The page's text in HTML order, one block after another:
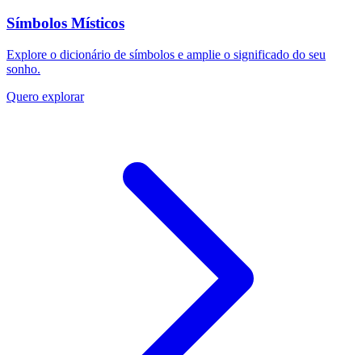
Símbolos Místicos
Explore o dicionário de símbolos e amplie o significado do seu
sonho.
Quero explorar